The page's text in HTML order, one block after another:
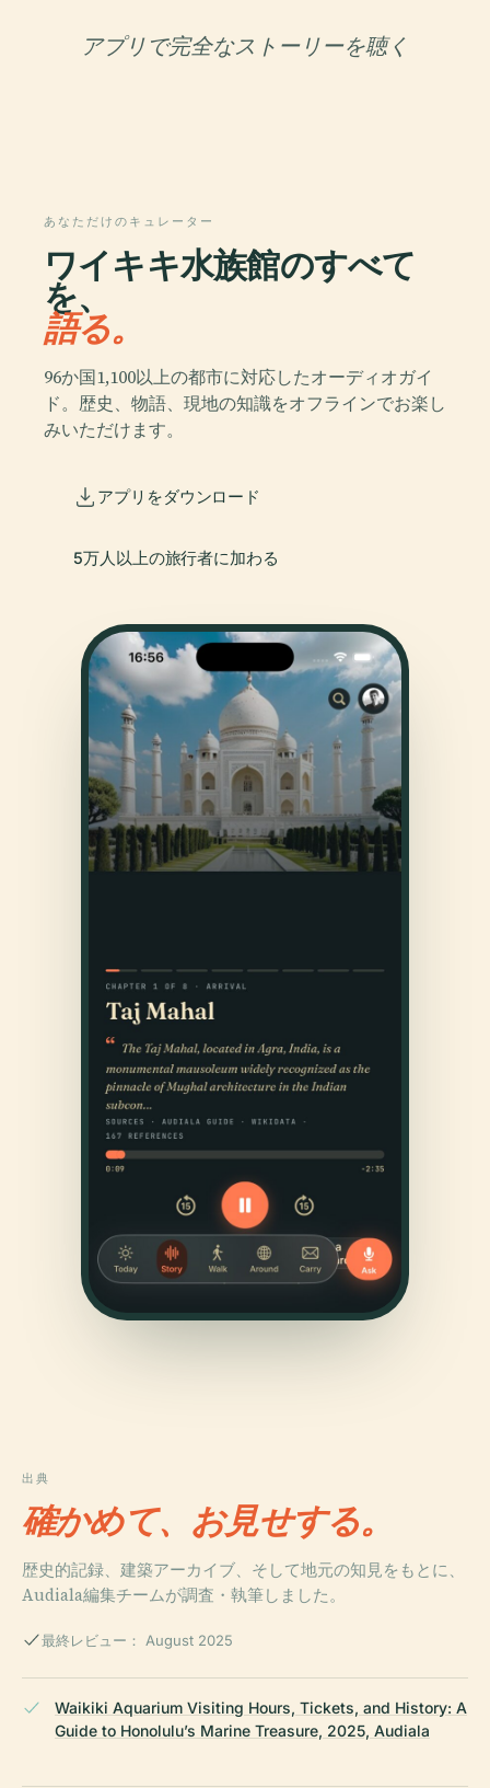
アプリで完全なストーリーを聴く
あなただけのキュレーター
ワイキキ水族館のすべて
を、
語る。
96か国1,100以上の都市に対応したオーディオガイ
ド。歴史、物語、現地の知識をオフラインでお楽し
みいただけます。
アプリをダウンロード
5万人以上の旅行者に加わる
出典
確かめて、お見せする。
歴史的記録、建築アーカイブ、そして地元の知見をもとに、
Audiala編集チームが調査・執筆しました。
最終レビュー： August 2025
Waikiki Aquarium Visiting Hours, Tickets, and History: A
Guide to Honolulu’s Marine Treasure, 2025, Audiala